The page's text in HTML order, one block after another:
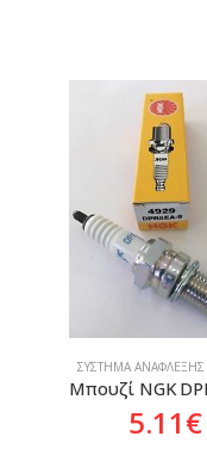
ΣΎΣΤΗΜΑ ΑΝΆΦΛΕΞΗΣ
Μπουζί NGK
5.11€